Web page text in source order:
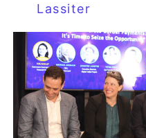
Lassiter